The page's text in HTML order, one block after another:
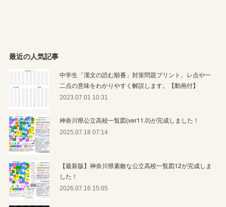
最近の人気記事
中学生「漢文の読む順番」対策問題プリント。レ点や一
二点の意味をわかりやすく解説します。【動画付】
2023.07.01 10:31
神奈川県公立高校一覧図(ver11.0)が完成しました！
2025.07.18 07:14
【最新版】神奈川県素敵な公立高校一覧図12が完成しま
した！
2026.07.16 15:05